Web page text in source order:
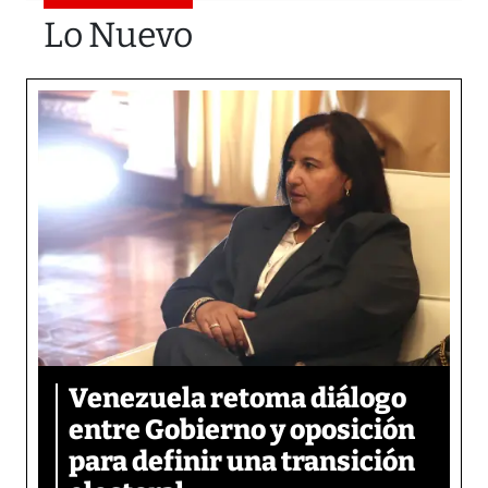
Lo Nuevo
Venezuela retoma diálogo
entre Gobierno y oposición
para definir una transición